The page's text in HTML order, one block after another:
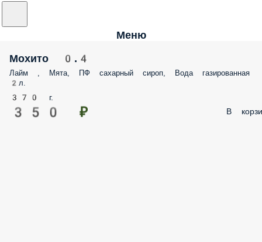
Меню
Мохито 0.4
Лайм , Мята, ПФ сахарный сироп, Вода газированная
2л.
370 г.
350 ₽ В